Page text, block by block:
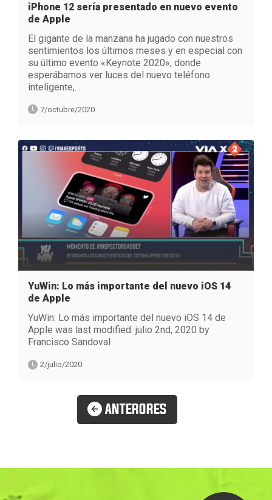
iPhone 12 sería presentado en nuevo evento
de Apple
El gigante de la manzana ha jugado con nuestros
sentimientos los últimos meses y en especial con
su último evento «Keynote 2020», donde
esperábamos ver luces del nuevo teléfono
inteligente,…
7/octubre/2020
YuWin: Lo más importante del nuevo iOS 14
de Apple
YuWin: Lo más importante del nuevo iOS 14 de
Apple was last modified: julio 2nd, 2020 by
Francisco Sandoval
2/julio/2020
ANTERORES